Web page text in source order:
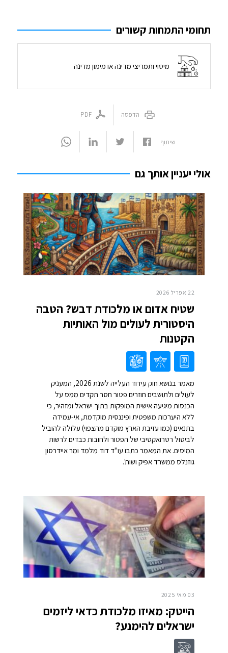
תחומי התמחות קשורים
מיסוי ותמריצי מדינה או מימון מדינה
הדפסה PDF
שיתוף
אולי יעניין אותך גם
22 אפריל 2026
שטיח אדום או מלכודת דבש? הטבה
היסטורית לעולים מול האותיות
הקטנות
מאמר בנושא חוק עידוד העלייה לשנת 2026, המעניק
לעולים ולתושבים חוזרים פטור חסר תקדים ממס על
הכנסות מיגיעה אישית המופקות בתוך ישראל ומזהיר, כי
ללא היערכות משפטית ופיננסית מוקדמת, אי-עמידה
בתנאים (כמו עזיבת הארץ מוקדם מהצפוי) עלולה להוביל
לביטול רטרואקטיבי של הפטור ולחובות כבדים לרשות
המיסים. את המאמר כתבו עו"ד דוד מלמד ומר איידרסון
גוזנלס ממשרד אפיק ושות'.
03 מאי 2025
הייטק: מאיזו מלכודת כדאי ליזמים
ישראלים להימנע?